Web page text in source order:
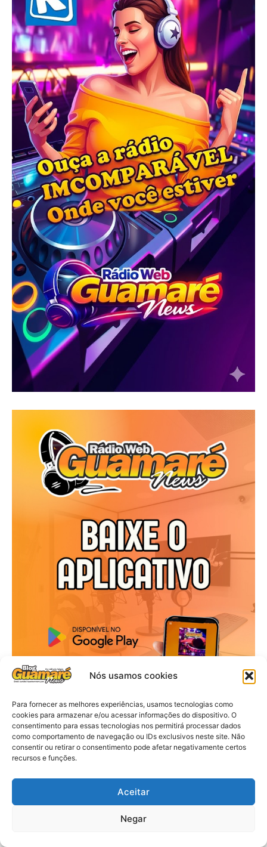
Nós usamos cookies
Para fornecer as melhores experiências, usamos tecnologias como
cookies para armazenar e/ou acessar informações do dispositivo. O
consentimento para essas tecnologias nos permitirá processar dados
como comportamento de navegação ou IDs exclusivos neste site. Não
consentir ou retirar o consentimento pode afetar negativamente certos
recursos e funções.
Aceitar
Negar